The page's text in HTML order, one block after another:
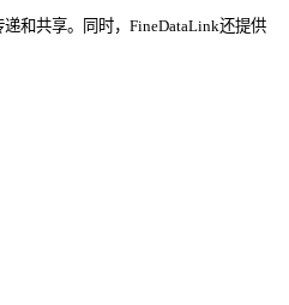
和共享。同时，FineDataLink还提供